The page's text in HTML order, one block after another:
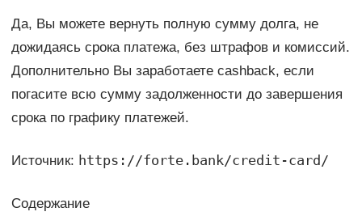
Да, Вы можете вернуть полную сумму долга, не
дожидаясь срока платежа, без штрафов и комиссий.
Дополнительно Вы заработаете cashback, если
погасите всю сумму задолженности до завершения
срока по графику платежей.
Источник: https://forte.bank/credit-card/
Содержание